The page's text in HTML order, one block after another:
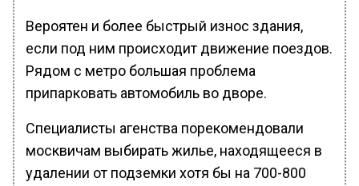
Вероятен и более быстрый износ здания,
если под ним происходит движение поездов.
Рядом с метро большая проблема
припарковать автомобиль во дворе.
Специалисты агенства порекомендовали
москвичам выбирать жилье, находящееся в
удалении от подземки хотя бы на 700-800